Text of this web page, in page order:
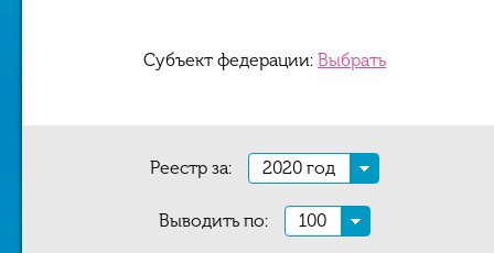
Субъект федерации: Выбрать
Реестр за: 2020 год
Выводить по: 100